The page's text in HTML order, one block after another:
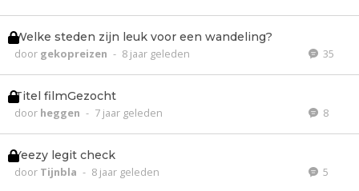
Welke steden zijn leuk voor een wandeling?
door gekopreizen - 8 jaar geleden 35
Titel filmGezocht
door heggen - 7 jaar geleden 8
Yeezy legit check
door Tijnbla - 8 jaar geleden 5